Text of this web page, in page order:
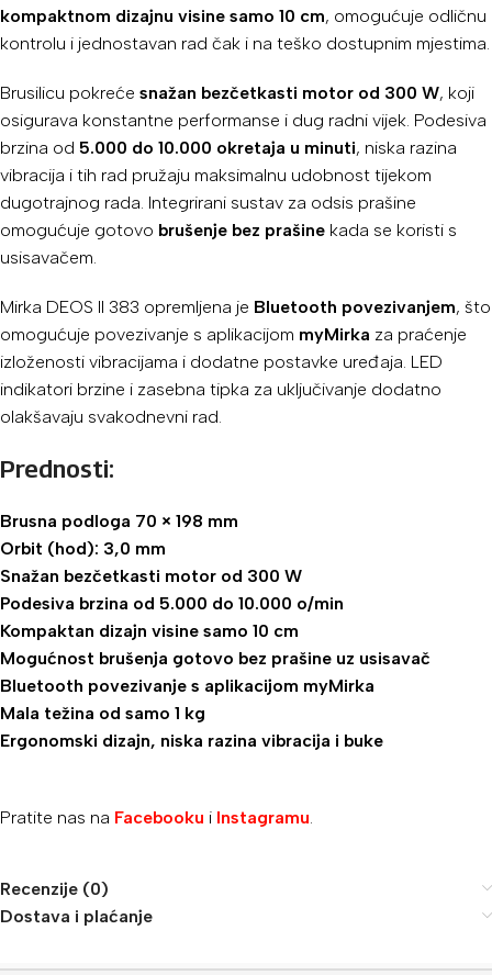
kompaktnom dizajnu visine samo 10 cm, omogućuje odličnu
kontrolu i jednostavan rad čak i na teško dostupnim mjestima.
Brusilicu pokreće snažan bezčetkasti motor od 300 W, koji
osigurava konstantne performanse i dug radni vijek. Podesiva
brzina od 5.000 do 10.000 okretaja u minuti, niska razina
vibracija i tih rad pružaju maksimalnu udobnost tijekom
dugotrajnog rada. Integrirani sustav za odsis prašine
omogućuje gotovo brušenje bez prašine kada se koristi s
usisavačem.
Mirka DEOS II 383 opremljena je Bluetooth povezivanjem, što
omogućuje povezivanje s aplikacijom myMirka za praćenje
izloženosti vibracijama i dodatne postavke uređaja. LED
indikatori brzine i zasebna tipka za uključivanje dodatno
olakšavaju svakodnevni rad.
Prednosti:
Brusna podloga 70 × 198 mm
Orbit (hod): 3,0 mm
Snažan bezčetkasti motor od 300 W
Podesiva brzina od 5.000 do 10.000 o/min
Kompaktan dizajn visine samo 10 cm
Mogućnost brušenja gotovo bez prašine uz usisavač
Bluetooth povezivanje s aplikacijom myMirka
Mala težina od samo 1 kg
Ergonomski dizajn, niska razina vibracija i buke
Pratite nas na Facebooku i Instagramu.
Recenzije (0)
Dostava i plaćanje